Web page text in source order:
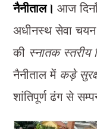
नैनीताल। आज
अधीनस्थ सेवा चयन
की स्नातक स्तरीय
नैनीताल में कड़े
शांतिपूर्ण ढंग से